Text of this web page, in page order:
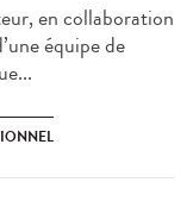
en collaboration
équipe de